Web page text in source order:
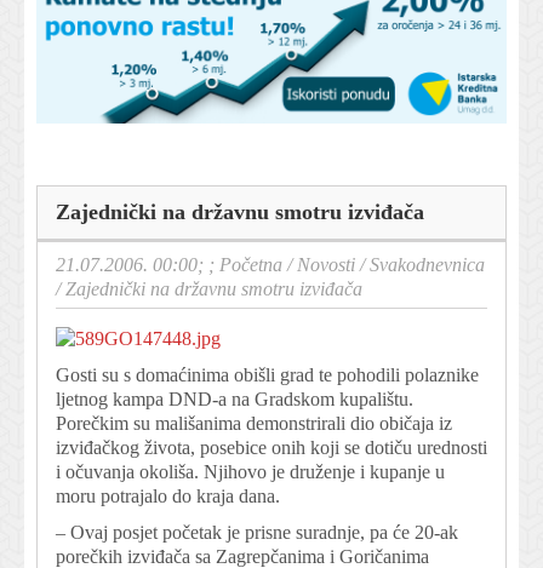
Zajednički na državnu smotru izviđača
21.07.2006. 00:00; ; Početna /Novosti /Svakodnevnica
/Zajednički na državnu smotru izviđača
Gosti su s domaćinima obišli grad te pohodili polaznike
ljetnog kampa DND-a na Gradskom kupalištu.
Porečkim su mališanima demonstrirali dio običaja iz
izviđačkog života, posebice onih koji se dotiču urednosti
i očuvanja okoliša. Njihovo je druženje i kupanje u
moru potrajalo do kraja dana.
– Ovaj posjet početak je prisne suradnje, pa će 20-ak
porečkih izviđača sa Zagrepčanima i Goričanima